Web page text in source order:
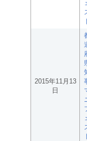
2015年11月13
日